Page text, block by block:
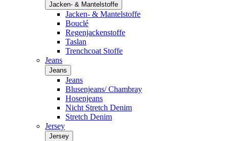
Jacken- & Mantelstoffe
Jacken- & Mantelstoffe
Bouclé
Regenjackenstoffe
Taslan
Trenchcoat Stoffe
Jeans
Jeans
Jeans
Blusenjeans/ Chambray
Hosenjeans
Nicht Stretch Denim
Stretch Denim
Jersey
Jersey